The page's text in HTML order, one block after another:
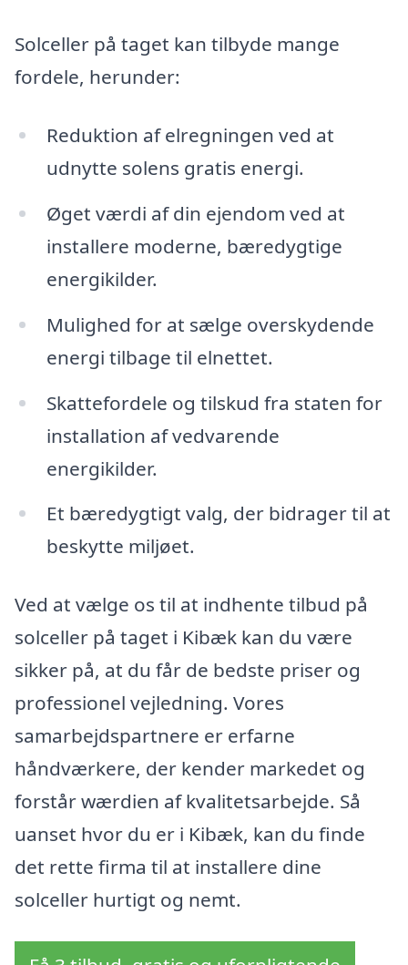
Solceller på taget kan tilbyde mange
fordele, herunder:
Reduktion af elregningen ved at
udnytte solens gratis energi.
Øget værdi af din ejendom ved at
installere moderne, bæredygtige
energikilder.
Mulighed for at sælge overskydende
energi tilbage til elnettet.
Skattefordele og tilskud fra staten for
installation af vedvarende
energikilder.
Et bæredygtigt valg, der bidrager til at
beskytte miljøet.
Ved at vælge os til at indhente tilbud på
solceller på taget i Kibæk kan du være
sikker på, at du får de bedste priser og
professionel vejledning. Vores
samarbejdspartnere er erfarne
håndværkere, der kender markedet og
forstår wærdien af kvalitetsarbejde. Så
uanset hvor du er i Kibæk, kan du finde
det rette firma til at installere dine
solceller hurtigt og nemt.